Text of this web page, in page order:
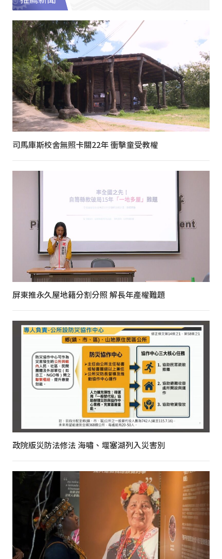
司馬庫斯校舍無照卡關22年 衝擊童受教權
屏東推永久屋地籍分割分照 解長年產權難題
政院版災防法修法 海嘯、堰塞湖列入災害別